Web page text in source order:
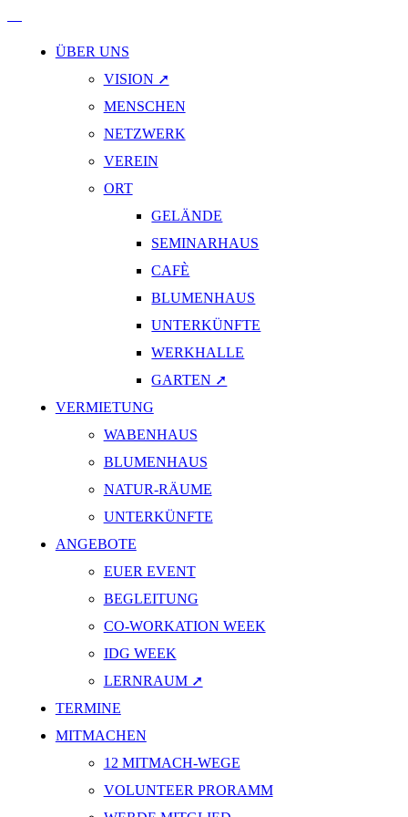
ÜBER UNS
VISION ➚
MENSCHEN
NETZWERK
VEREIN
ORT
GELÄNDE
SEMINARHAUS
CAFÈ
BLUMENHAUS
UNTERKÜNFTE
WERKHALLE
GARTEN ➚
VERMIETUNG
WABENHAUS
BLUMENHAUS
NATUR-RÄUME
UNTERKÜNFTE
ANGEBOTE
EUER EVENT
BEGLEITUNG
CO-WORKATION WEEK
IDG WEEK
LERNRAUM ➚
TERMINE
MITMACHEN
12 MITMACH-WEGE
VOLUNTEER PRORAMM